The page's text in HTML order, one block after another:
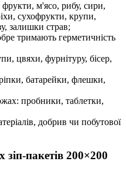
фрукти, м'ясо, рибу, сири,
сухофрукти, крупи,
залишки страв;
тримають герметичність
цвяхи, фурнітуру, бісер,
батарейки, флешки,
пробники, таблетки,
добрив чи побутової
зіп-пакетів 200×200